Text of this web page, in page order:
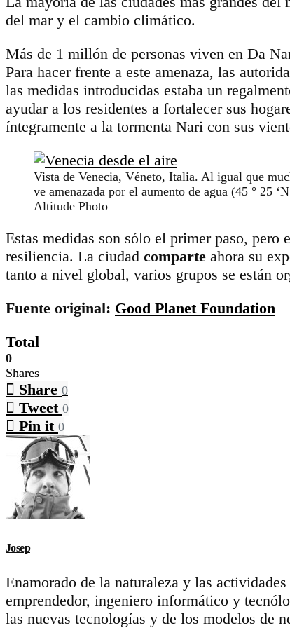
del mar y el cambio climático.
Más de 1 millón de personas viven en Da
Para hacer frente a este amenaza, las
las medidas introducidas estaba un
ayudar a los residentes a fortalecer sus
íntegramente a la tormenta Nari con sus
Vista de Venecia, Véneto, Italia. Al igual que
ve amenazada por el aumento de agua (45 ° 25
Altitude Photo
Estas medidas son sólo el primer paso,
resiliencia. La ciudad comparte ahora su
tanto a nivel global, varios grupos se están
Fuente original: Good Planet Foundation
Total
0
Shares
Share 0
Tweet 0
Pin it 0
Josep
Enamorado de la naturaleza y las
emprendedor, ingeniero informático y
las nuevas tecnologías y de los modelos de